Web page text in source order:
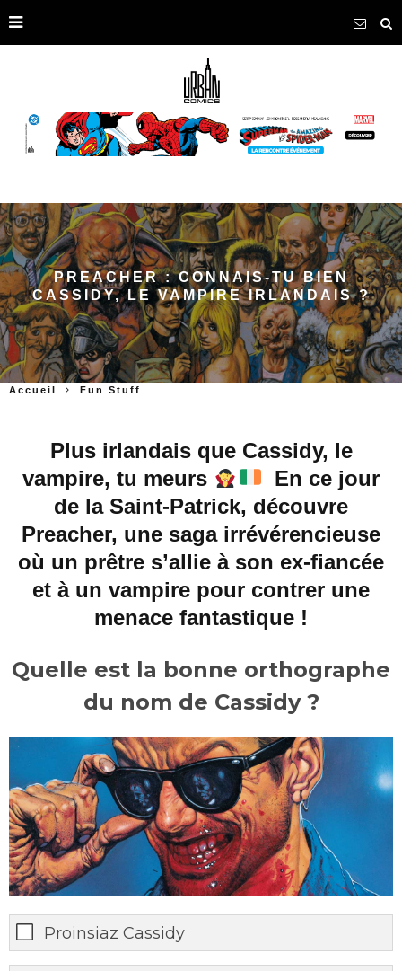
PREACHER : CONNAIS-TU BIEN
CASSIDY, LE VAMPIRE IRLANDAIS ?
Accueil Fun Stuff
Plus irlandais que Cassidy, le
vampire, tu meurs
En ce jour
de la Saint-Patrick, découvre
Preacher, une saga irrévérencieuse
où un prêtre s’allie à son ex-fiancée
et à un vampire pour contrer une
menace fantastique !
Quelle est la bonne orthographe
du nom de Cassidy ?
Proinsiaz Cassidy